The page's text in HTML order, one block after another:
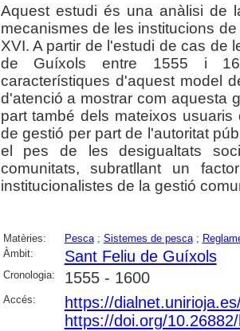
Aquest estudi és una anàlisi de
mecanismes de les institucions
XVI. A partir de l'estudi de cas de
de Guíxols entre 1555 i
característiques d'aquest model
d'atenció a mostrar com aquesta
part també dels mateixos
de gestió per part de l'autoritat
el pes de les desigualtats
comunitats, subratllant un
institucionalistes de la gestió
Matèries: Pesca; Sistemes de pesca;
Àmbit:
Sant Feliu de Guíxols
Cronologia: 1555 - 1600
Accés:
https://
https://doi.org/